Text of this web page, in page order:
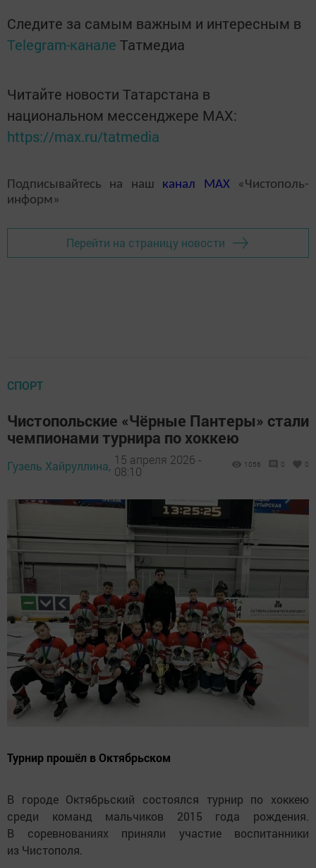
Следите за самым важным и интересным в
Telegram-канале Татмедиа
Читайте новости Татарстана в
национальном мессенджере MАХ:
https://max.ru/tatmedia
Подписывайтесь на наш канал MAX«Чистополь-
информ»
Перейти на страницу новости
СПОРТ
Чистопольские «Чёрные Пантеры» стали
чемпионами турнира по хоккею
Гузель Хайруллина, 15 апреля 2026 -
08:10
1056 0 0
Турнир прошёл в Октябрьском
В городе Октябрьский состоялся турнир по хоккею
среди команд мальчиков 2015 года рождения.
В соревнованиях приняли участие воспитанники
из Чистополя.